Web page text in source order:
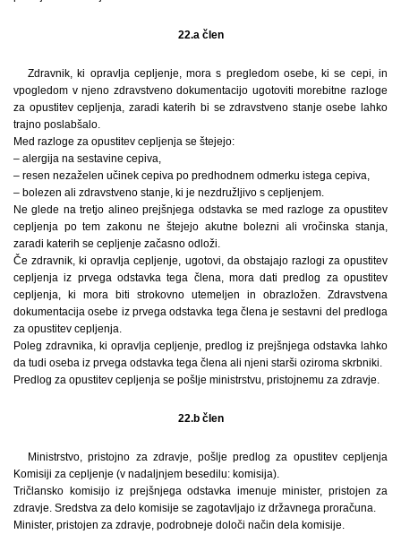
22.a člen
Zdravnik, ki opravlja cepljenje, mora s pregledom osebe, ki se cepi, in
vpogledom v njeno zdravstveno dokumentacijo ugotoviti morebitne razloge
za opustitev cepljenja, zaradi katerih bi se zdravstveno stanje osebe lahko
trajno poslabšalo.
Med razloge za opustitev cepljenja se štejejo:
– alergija na sestavine cepiva,
– resen nezaželen učinek cepiva po predhodnem odmerku istega cepiva,
– bolezen ali zdravstveno stanje, ki je nezdružljivo s cepljenjem.
Ne glede na tretjo alineo prejšnjega odstavka se med razloge za opustitev
cepljenja po tem zakonu ne štejejo akutne bolezni ali vročinska stanja,
zaradi katerih se cepljenje začasno odloži.
Če zdravnik, ki opravlja cepljenje, ugotovi, da obstajajo razlogi za opustitev
cepljenja iz prvega odstavka tega člena, mora dati predlog za opustitev
cepljenja, ki mora biti strokovno utemeljen in obrazložen. Zdravstvena
dokumentacija osebe iz prvega odstavka tega člena je sestavni del predloga
za opustitev cepljenja.
Poleg zdravnika, ki opravlja cepljenje, predlog iz prejšnjega odstavka lahko
da tudi oseba iz prvega odstavka tega člena ali njeni starši oziroma skrbniki.
Predlog za opustitev cepljenja se pošlje ministrstvu, pristojnemu za zdravje.
22.b člen
Ministrstvo, pristojno za zdravje, pošlje predlog za opustitev cepljenja
Komisiji za cepljenje (v nadaljnjem besedilu: komisija).
Tričlansko komisijo iz prejšnjega odstavka imenuje minister, pristojen za
zdravje. Sredstva za delo komisije se zagotavljajo iz državnega proračuna.
Minister, pristojen za zdravje, podrobneje določi način dela komisije.